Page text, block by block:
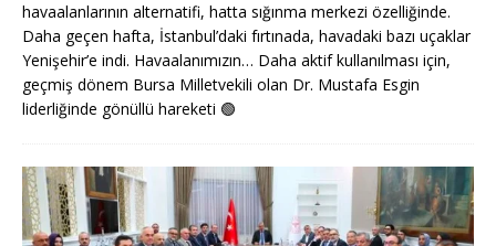
havaalanlarının alternatifi, hatta sığınma merkezi özelliğinde.
Daha geçen hafta, İstanbul’daki fırtınada, havadaki bazı uçaklar
Yenişehir’e indi. Havaalanımızın… Daha aktif kullanılması için,
geçmiş dönem Bursa Milletvekili olan Dr. Mustafa Esgin
liderliğinde gönüllü hareketi 🟢